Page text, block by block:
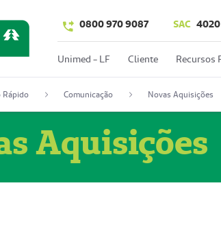
0800 970 9087 SAC
Unimed - LF Cliente Recursos
Rápido Comunicação Novas Aquisições
Aquisições